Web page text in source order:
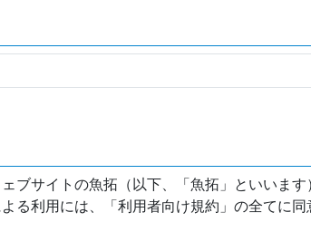
ブサイトの魚拓（以下、「魚拓」といいま
る利用には、「利用者向け規約」の全てに同